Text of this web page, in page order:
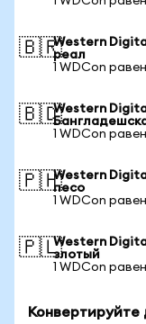
🇧🇷Western
реал
1 WDCon
🇧🇩Western
1 WDCon
🇵🇭Western
песо
1 WDCon
🇵🇱Western
злотый
1 WDCon равен
Конвертируйте